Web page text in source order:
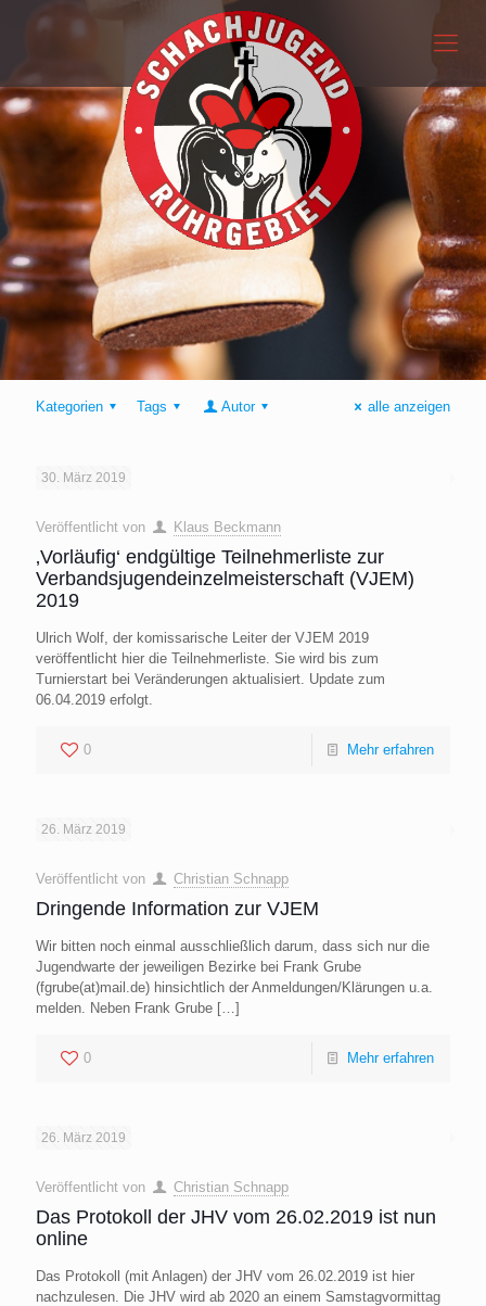
Kategorien Tags Autor alle anzeigen
30. März 2019
Veröffentlicht von Klaus Beckmann
‚Vorläufig‘ endgültige Teilnehmerliste zur
Verbandsjugendeinzelmeisterschaft (VJEM)
2019
Ulrich Wolf, der komissarische Leiter der VJEM 2019
veröffentlicht hier die Teilnehmerliste. Sie wird bis zum
Turnierstart bei Veränderungen aktualisiert. Update zum
06.04.2019 erfolgt.
0 Mehr erfahren
26. März 2019
Veröffentlicht von Christian Schnapp
Dringende Information zur VJEM
Wir bitten noch einmal ausschließlich darum, dass sich nur die
Jugendwarte der jeweiligen Bezirke bei Frank Grube
(fgrube(at)mail.de) hinsichtlich der Anmeldungen/Klärungen u.a.
melden. Neben Frank Grube […]
0 Mehr erfahren
26. März 2019
Veröffentlicht von Christian Schnapp
Das Protokoll der JHV vom 26.02.2019 ist nun
online
Das Protokoll (mit Anlagen) der JHV vom 26.02.2019 ist hier
nachzulesen. Die JHV wird ab 2020 an einem Samstagvormittag